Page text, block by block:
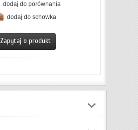
dodaj do porównania
dodaj do schowka
Zapytaj o produkt